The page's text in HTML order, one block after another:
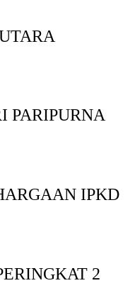
PARIPURNA
IPKD
2